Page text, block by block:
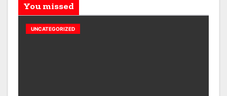
You missed
UNCATEGORIZED